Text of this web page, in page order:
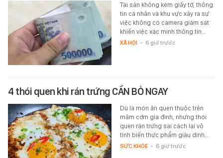
Tài sản không kèm giấy tờ, thông
tin cá nhân và khu vực xảy ra sự
việc không có camera giám sát
khiến việc xác minh thông tin…
XÃ HỘI - 6 giờ trước
4 thói quen khi rán trứng CẦN BỎ NGAY
Dù là món ăn quen thuộc trên
mâm cơm gia đình, nhưng thói
quen rán trứng sai cách lại vô
tình biến thực phẩm giàu dinh…
SỨC KHỎE - 6 giờ trước